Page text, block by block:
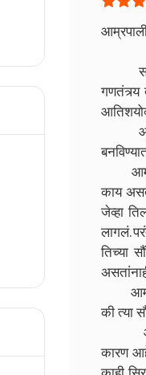
अंकुश
काय
जेव्हा
लागलं.
तिच्या
की त्या
आज
कारण